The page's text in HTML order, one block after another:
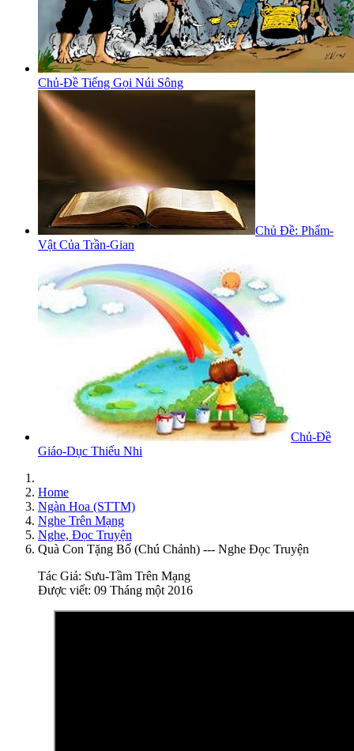
Chủ-Đề Tiếng Gọi Núi Sông
Chủ Đề: Phẩm-
Vật Của Trần-Gian
Chủ-Đề
Giáo-Dục Thiếu Nhi
Home
Ngàn Hoa (STTM)
Nghe Trên Mạng
Nghe, Đọc Truyện
Quà Con Tặng Bố (Chú Chảnh) --- Nghe Đọc Truyện
Tác Giả: Sưu-Tầm Trên Mạng
Được viết: 09 Tháng một 2016